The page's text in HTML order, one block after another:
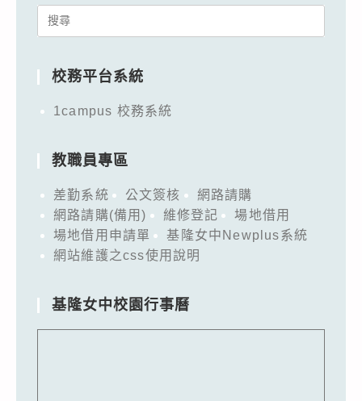
Search
校務平台系統
1campus 校務系統
教職員專區
差勤系統 公文簽核
網路請購
網路請購(備用)
維修登記
場地借用
場地借用申請單
基隆女中Newplus系統
網站維護之css使用說明
基隆女中校園行事曆